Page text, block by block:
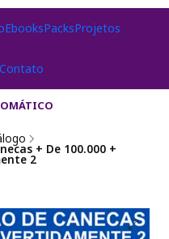
EbooksPacksProjetos
Contato
+ De 100.000 +
2